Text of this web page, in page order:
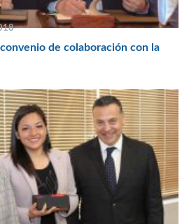
de colaboración con la